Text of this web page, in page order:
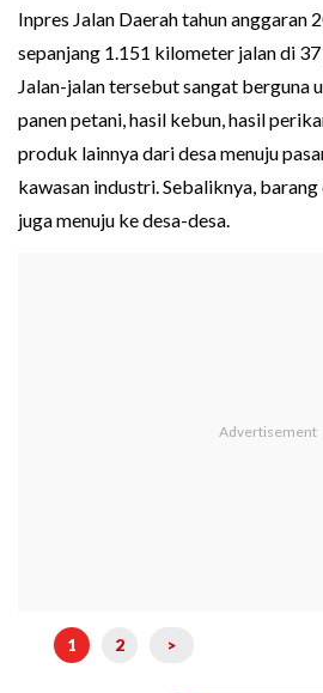
Inpres Jalan Daerah tahun anggaran
sepanjang 1.151 kilometer jalan di
Jalan-jalan tersebut sangat berguna
panen petani, hasil kebun, hasil
produk lainnya dari desa menuju
kawasan industri. Sebaliknya,
juga menuju ke desa-desa.
1 2 >